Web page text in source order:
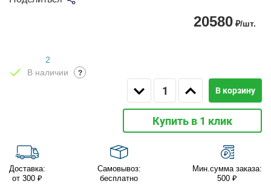
20580 ₽/шт.
2
В наличии
?
В корзину
Купить в 1 клик
Доставка:
от 300 ₽
Самовывоз:
бесплатно
Мин.сумма заказа:
500 ₽